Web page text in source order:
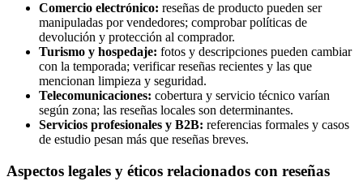
Comercio electrónico: reseñas de producto pueden ser
manipuladas por vendedores; comprobar políticas de
devolución y protección al comprador.
Turismo y hospedaje: fotos y descripciones pueden cambiar
con la temporada; verificar reseñas recientes y las que
mencionan limpieza y seguridad.
Telecomunicaciones: cobertura y servicio técnico varían
según zona; las reseñas locales son determinantes.
Servicios profesionales y B2B: referencias formales y casos
de estudio pesan más que reseñas breves.
Aspectos legales y éticos relacionados con reseñas